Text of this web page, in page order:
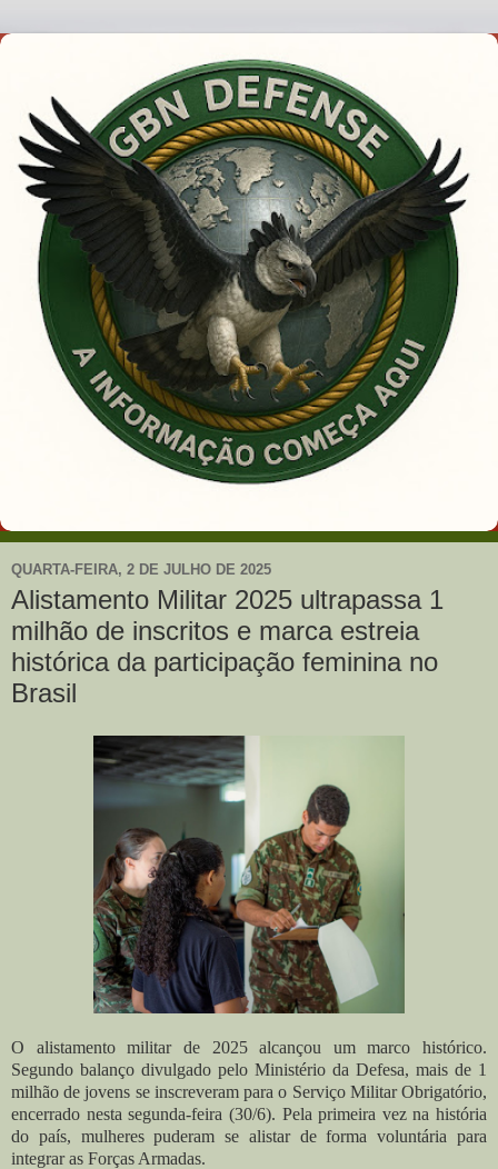
QUARTA-FEIRA, 2 DE JULHO DE 2025
Alistamento Militar 2025 ultrapassa 1
milhão de inscritos e marca estreia
histórica da participação feminina no
Brasil
O alistamento militar de 2025 alcançou um marco histórico.
Segundo balanço divulgado pelo Ministério da Defesa, mais de 1
milhão de jovens se inscreveram para o Serviço Militar Obrigatório,
encerrado nesta segunda-feira (30/6). Pela primeira vez na história
do país, mulheres puderam se alistar de forma voluntária para
integrar as Forças Armadas.